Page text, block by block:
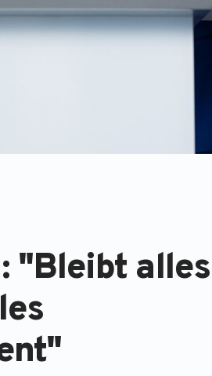
"Bleibt alles